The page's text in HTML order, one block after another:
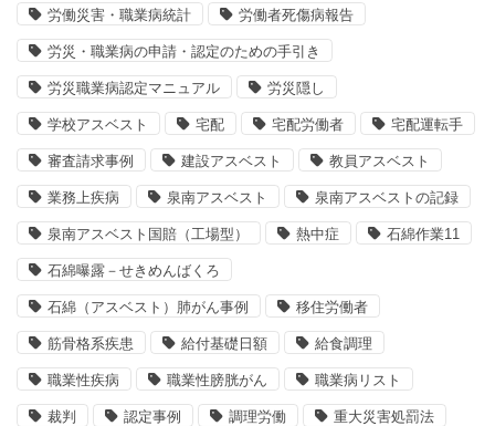
労働災害・職業病統計 労働者死傷病報告
労災・職業病の申請・認定のための手引き
労災職業病認定マニュアル 労災隠し
学校アスベスト 宅配 宅配労働者 宅配運転手
審査請求事例 建設アスベスト 教員アスベスト
業務上疾病 泉南アスベスト 泉南アスベストの記録
泉南アスベスト国賠（工場型） 熱中症 石綿作業11
石綿曝露－せきめんばくろ
石綿（アスベスト）肺がん事例 移住労働者
筋骨格系疾患 給付基礎日額 給食調理
職業性疾病 職業性膀胱がん 職業病リスト
裁判 認定事例 調理労働 重大災害処罰法